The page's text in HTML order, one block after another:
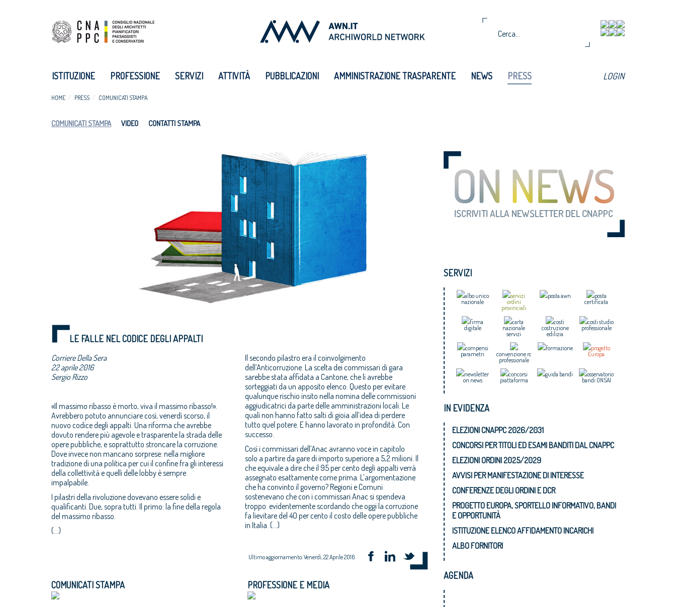
ISTITUZIONE PROFESSIONE SERVIZI ATTIVITÀ PUBBLICAZIONI AMMINISTRAZIONE TRASPARENTE NEWS PRESS LOGIN
HOME PRESS COMUNICATI STAMPA
COMUNICATI STAMPA VIDEO CONTATTI STAMPA
LE FALLE NEL CODICE DEGLI APPALTI
Corriere Della Sera
22 aprile 2016
Sergio Rizzo
«Il massimo ribasso è morto, viva il massimo ribasso!».
Avrebbero potuto annunciare così, venerdì scorso, il
nuovo codice degli appalti. Una riforma che avrebbe
dovuto rendere più agevole e trasparente la strada delle
opere pubbliche, e soprattutto stroncare la corruzione.
Dove invece non mancano sorprese: nella migliore
tradizione di una politica per cui il confine fra gli interessi
della collettività e quelli delle lobby è sempre
impalpabile.
I pilastri della rivoluzione dovevano essere solidi e
qualificanti. Due, sopra tutti. Il primo: la fine della regola
del massimo ribasso.
(...)
Il secondo pilastro era il coinvolgimento
dell’Anticorruzione. La scelta dei commissari di gara
sarebbe stata affidata a Cantone, che li avrebbe
sorteggiati da un apposito elenco. Questo per evitare
qualunque rischio insito nella nomina delle commissioni
aggiudicatrici da parte delle amministrazioni locali. Le
quali non hanno fatto salti di gioia all’idea di perdere
tutto quel potere. E hanno lavorato in profondità. Con
successo.
Così i commissari dell’Anac avranno voce in capitolo
solo a partire da gare di importo superiore a 5,2 milioni. Il
che equivale a dire che il 95 per cento degli appalti verrà
assegnato esattamente come prima. L’argomentazione
che ha convinto il governo? Regioni e Comuni
sostenevano che con i commissari Anac si spendeva
troppo: evidentemente scordando che oggi la corruzione
fa lievitare del 40 per cento il costo delle opere pubbliche
in Italia. (...)
Ultimo aggiornamento: Venerdì, 22 Aprile 2016
COMUNICATI STAMPA PROFESSIONE E MEDIA
SERVIZI
albo unico
nazionale
servizi
ordini
provinciali
posta awn
posta
certificata
firma
digitale
carta
nazionale
servizi
costi
costruzione
edilizia
costi studio
professionale
compensi
parametri
convenzione rc
professionale
formazione
progetto
Europa
newsletter
on news
concorsi
piattaforma
guida bandi
osservatorio
bandi ONSAI
IN EVIDENZA
ELEZIONI CNAPPC 2026/2031
CONCORSI PER TITOLI ED ESAMI BANDITI DAL CNAPPC
ELEZIONI ORDINI 2025/2029
AVVISI PER MANIFESTAZIONE DI INTERESSE
CONFERENZE DEGLI ORDINI E DCR
PROGETTO EUROPA, SPORTELLO INFORMATIVO, BANDI
E OPPORTUNITÀ
ISTITUZIONE ELENCO AFFIDAMENTO INCARICHI
ALBO FORNITORI
AGENDA